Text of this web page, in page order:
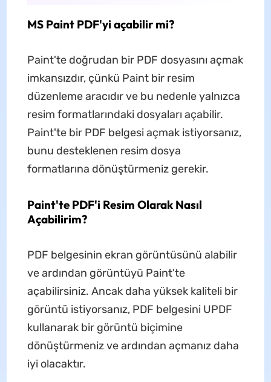
MS Paint PDF'yi açabilir mi?
Paint'te doğrudan bir PDF dosyasını açmak
imkansızdır, çünkü Paint bir resim
düzenleme aracıdır ve bu nedenle yalnızca
resim formatlarındaki dosyaları açabilir.
Paint'te bir PDF belgesi açmak istiyorsanız,
bunu desteklenen resim dosya
formatlarına dönüştürmeniz gerekir.
Paint'te PDF'i Resim Olarak Nasıl
Açabilirim?
PDF belgesinin ekran görüntüsünü alabilir
ve ardından görüntüyü Paint'te
açabilirsiniz. Ancak daha yüksek kaliteli bir
görüntü istiyorsanız, PDF belgesini UPDF
kullanarak bir görüntü biçimine
dönüştürmeniz ve ardından açmanız daha
iyi olacaktır.